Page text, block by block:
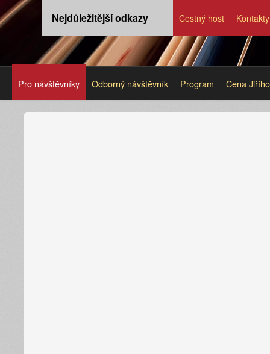
Nejdůležitější odkazy Čestný host Kontakty
Pro návštěvníky Odborný návštěvník Program Cena